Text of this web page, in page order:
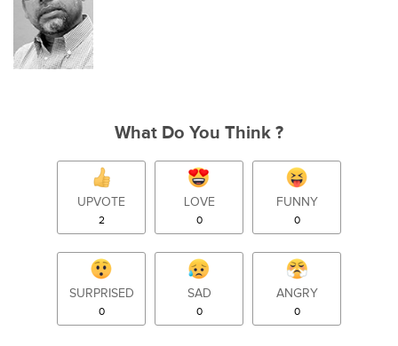
What Do You Think ?
UPVOTE
2
LOVE
0
FUNNY
0
SURPRISED
0
SAD
0
ANGRY
0